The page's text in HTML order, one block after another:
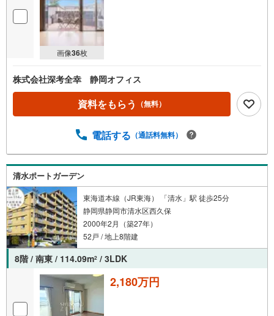
画像36枚
株式会社深考全幸 静岡オフィス
資料をもらう （無料）
電話する （通話料無料）
清水ポートガーデン
東海道本線（JR東海） 「清水」駅 徒歩25分
静岡県静岡市清水区西久保
2000年2月（築27年）
52戸 / 地上8階建
8階 / 南東 / 114.09m2 / 3LDK
2,180万円